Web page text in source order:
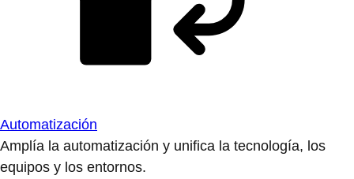
Automatización
Amplía la automatización y unifica la tecnología, los
equipos y los entornos.